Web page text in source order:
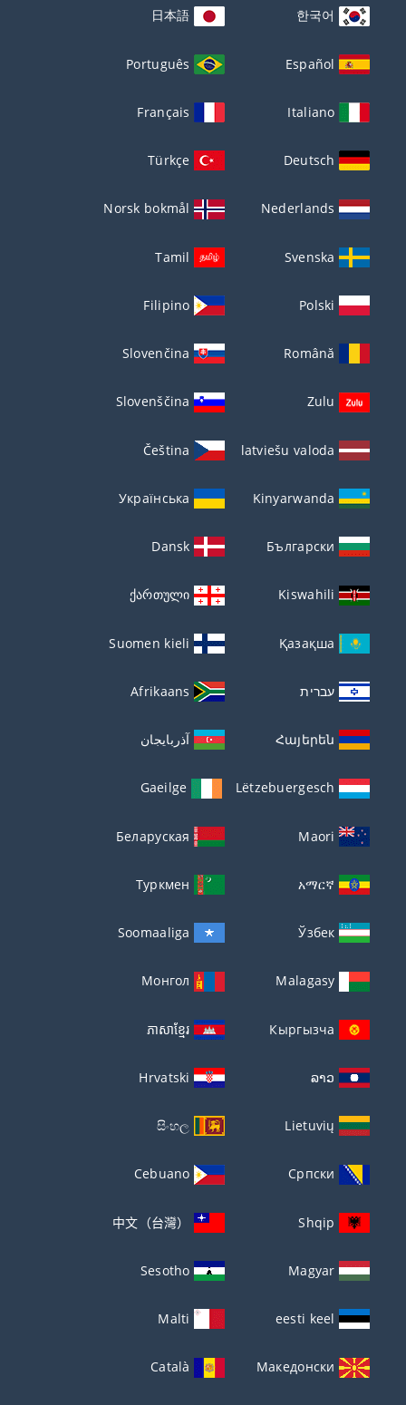
한국어
日本語
Español
Português
Italiano
Français
Deutsch
Türkçe
Nederlands
Norsk bokmål
Svenska
Tamil
Polski
Filipino
Română
Slovenčina
Zulu
Slovenščina
latviešu valoda
Čeština
Kinyarwanda
Українська
Български
Dansk
Kiswahili
ქართული
Қазақша
Suomen kieli
עברית Afrikaans
Հայերեն آذربايجان
Lëtzebuergesch
Gaeilge
Maori
Беларуская
አማርኛ
Туркмен
Ўзбек
Soomaaliga
Malagasy
Монгол
Кыргызча
ភាសាខ្មែរ
ລາວ
Hrvatski
Lietuvių
සිංහල
Српски
Cebuano
Shqip
中文（台灣）
Magyar
Sesotho
eesti keel
Malti
Македонски
Català